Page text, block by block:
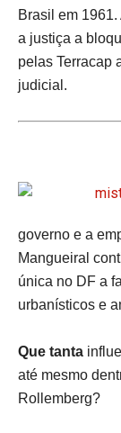
Brasil em
a justiça a
pelas Terracap
judicial.
governo e a
Mangueiral
única no DF a
urbanísticos e
Que tanta
até mesmo
Rollemberg?